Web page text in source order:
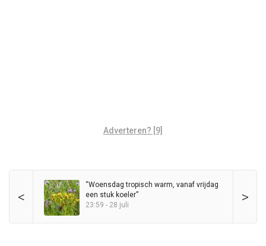
Adverteren? [9]
< >
“Woensdag tropisch warm, vanaf vrijdag
een stuk koeler”
23:59 - 28 juli